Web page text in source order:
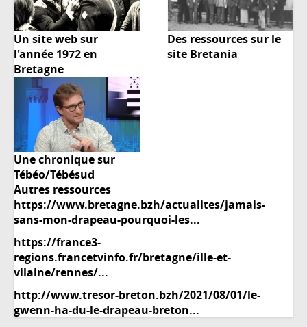
Un site web sur
l'année 1972 en
Bretagne
Des ressources sur le
site Bretania
Une chronique sur
Tébéo/Tébésud
Autres ressources
https://www.bretagne.bzh/actualites/jamais-
sans-mon-drapeau-pourquoi-les...
https://france3-
regions.francetvinfo.fr/bretagne/ille-et-
vilaine/rennes/...
http://www.tresor-breton.bzh/2021/08/01/le-
gwenn-ha-du-le-drapeau-breton...